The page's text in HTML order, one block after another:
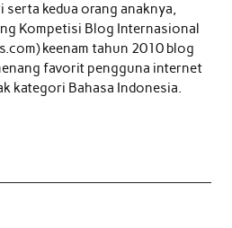
serta kedua orang anaknya,
Kompetisi Blog Internasional
keenam tahun 2010 blog
favorit pengguna internet
kategori Bahasa Indonesia.